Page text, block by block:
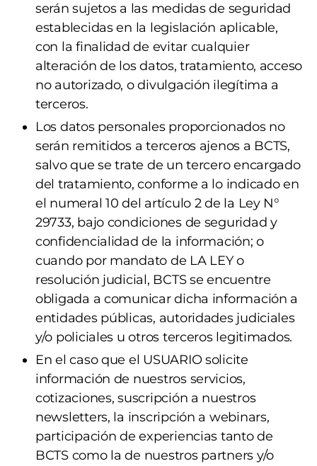
serán sujetos a las medidas de seguridad
establecidas en la legislación aplicable,
con la finalidad de evitar cualquier
alteración de los datos, tratamiento, acceso
no autorizado, o divulgación ilegítima a
terceros.
Los datos personales proporcionados no
serán remitidos a terceros ajenos a BCTS,
salvo que se trate de un tercero encargado
del tratamiento, conforme a lo indicado en
el numeral 10 del artículo 2 de la Ley N°
29733, bajo condiciones de seguridad y
confidencialidad de la información; o
cuando por mandato de LA LEY o
resolución judicial, BCTS se encuentre
obligada a comunicar dicha información a
entidades públicas, autoridades judiciales
y/o policiales u otros terceros legitimados.
En el caso que el USUARIO solicite
información de nuestros servicios,
cotizaciones, suscripción a nuestros
newsletters, la inscripción a webinars,
participación de experiencias tanto de
BCTS como la de nuestros partners y/o